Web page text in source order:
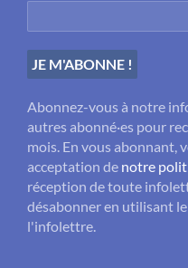
Abonnez-vous à notre
autres abonné·es pour
mois. En vous abonnant,
acceptation de notre
réception de toute
désabonner en utilisant
l'infolettre.